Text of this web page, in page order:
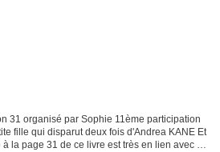
31 organisé par Sophie 11ème participation
fille qui disparut deux fois d'Andrea KANE Et
la page 31 de ce livre est très en lien avec le